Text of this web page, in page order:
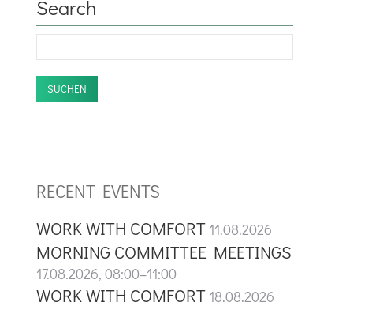
Search
SUCHEN
RECENT EVENTS
WORK WITH COMFORT 11.08.2026
MORNING COMMITTEE MEETINGS
17.08.2026, 08:00–11:00
WORK WITH COMFORT 18.08.2026